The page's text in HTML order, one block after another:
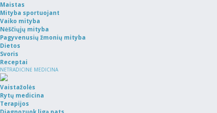
Maistas
Mityba sportuojant
Vaiko mityba
Nėščiųjų mityba
Pagyvenusių žmonių mityba
Dietos
Svoris
Receptai
NETRADICINĖ MEDICINA
Vaistažolės
Rytų medicina
Terapijos